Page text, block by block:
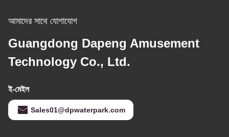
আমাদের সাথে যোগাযোগ
Guangdong Dapeng Amusement
Technology Co., Ltd.
ই-মেইল
Sales01@dpwaterpark.com